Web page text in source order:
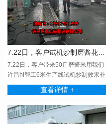
7.22日，客户试机炒制磨酱花生米。
7.22日，客户带来50斤磨酱米用我们
许昌hi智工6米生产线试机炒制效果非
常满意！！！
查看详情 +